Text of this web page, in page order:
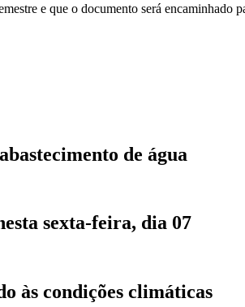
e que o documento será encaminhado
de água
sexta-feira, dia 07
às condições climáticas